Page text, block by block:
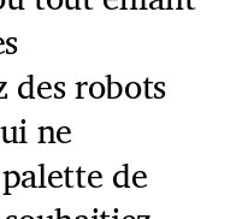
des robots
ne
de